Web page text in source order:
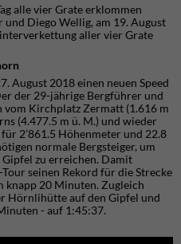
alle vier Grate erklommen
und Diego Wellig, am 19. August
aller vier Grate
August 2018 einen neuen Speed
der 29-jährige Bergführer und
Kirchplatz Zermatt (1.616 m
(4.477.5 m ü. M.) und wieder
2’861.5 Höhenmeter und 22.8
normale Bergsteiger, um
zu erreichen. Damit
seinen Rekord für die Strecke
20 Minuten. Zugleich
Hörnlihütte auf den Gipfel und
- auf 1:45:37.